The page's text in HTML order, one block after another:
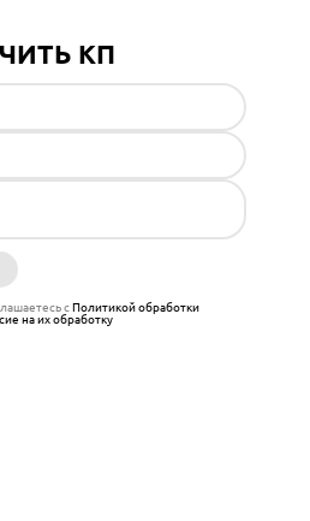
КП
сПолитикой обработки
на их обработку